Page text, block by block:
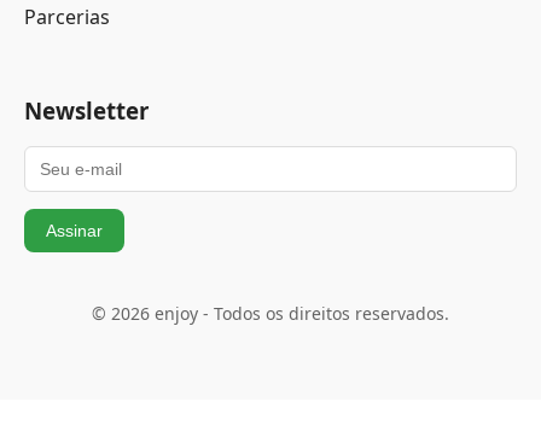
Parcerias
Newsletter
Assinar
© 2026 enjoy - Todos os direitos reservados.